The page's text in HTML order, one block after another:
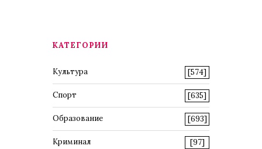
КАТЕГОРИИ
Культура [574]
Спорт [635]
Образование [693]
Криминал [97]